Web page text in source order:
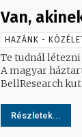
Van,
HAZÁNK -
Te tudnál
A magyar
BellResearch
Részletek...